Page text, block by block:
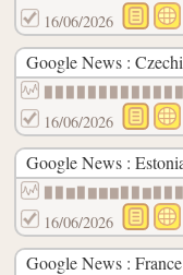
16/06/2026
Google News :
16/06/2026
Google News :
16/06/2026
Google News : France